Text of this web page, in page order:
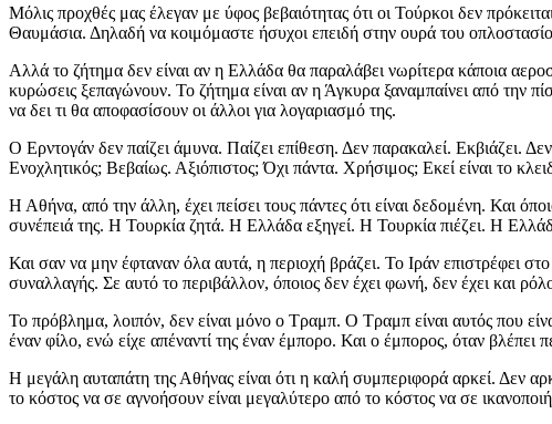
Μόλις προχθές μας έλεγαν με ύφος βεβαιότητας ότι οι Τούρκοι δεν
Θαυμάσια. Δηλαδή να κοιμόμαστε ήσυχοι επειδή στην ουρά του
Αλλά το ζήτημα δεν είναι αν η Ελλάδα θα παραλάβει νωρίτερα κάποια
κυρώσεις ξεπαγώνουν. Το ζήτημα είναι αν η Άγκυρα ξαναμπαίνει από την
να δει τι θα αποφασίσουν οι άλλοι για λογαριασμό της.
Ο Ερντογάν δεν παίζει άμυνα. Παίζει επίθεση. Δεν παρακαλεί. Εκβιάζει.
Ενοχλητικός; Βεβαίως. Αξιόπιστος; Όχι πάντα. Χρήσιμος; Εκεί είναι το
Η Αθήνα, από την άλλη, έχει πείσει τους πάντες ότι είναι δεδομένη. Και
συνέπειά της. Η Τουρκία ζητά. Η Ελλάδα εξηγεί. Η Τουρκία πιέζει. Η
Και σαν να μην έφταναν όλα αυτά, η περιοχή βράζει. Το Ιράν επιστρέφει
συναλλαγής. Σε αυτό το περιβάλλον, όποιος δεν έχει φωνή, δεν έχει και
Το πρόβλημα, λοιπόν, δεν είναι μόνο ο Τραμπ. Ο Τραμπ είναι αυτός που
έναν φίλο, ενώ είχε απέναντί της έναν έμπορο. Και ο έμπορος, όταν
Η μεγάλη αυταπάτη της Αθήνας είναι ότι η καλή συμπεριφορά αρκεί. Δεν
το κόστος να σε αγνοήσουν είναι μεγαλύτερο από το κόστος να σε